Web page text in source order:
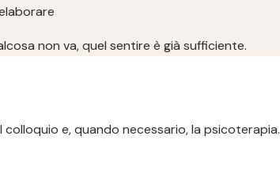
non va, quel sentire è già sufficiente.
e, quando necessario, la psicoterapia.